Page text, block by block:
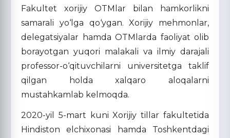
Fakultet xorijiy OTMlar bilan hamkorlikni
samarali yo‘lga qo‘ygan. Xorijiy mehmonlar,
delegatsiyalar hamda OTMlarda faoliyat olib
borayotgan yuqori malakali va ilmiy darajali
professor-o‘qituvchilarni universitetga taklif
qilgan holda xalqaro aloqalarni
mustahkamlab kelmoqda.
2020-yil 5-mart kuni Xorijiy tillar fakultetida
Hindiston elchixonasi hamda Toshkentdagi